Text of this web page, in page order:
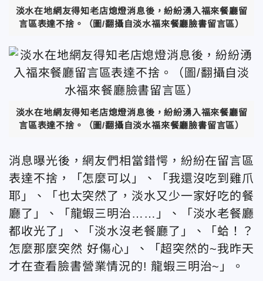
淡水在地網友得知老店熄燈消息後，紛紛湧入福來餐廳留
言區表達不捨。（圖/翻攝自淡水福來餐廳臉書留言區）
淡水在地網友得知老店熄燈消息後，紛紛湧入福來餐廳留
言區表達不捨。（圖/翻攝自淡水福來餐廳臉書留言區）
消息曝光後，網友們相當錯愕，紛紛在留言區
表達不捨，「怎麼可以」、「我還沒吃到雞爪
耶」、「也太突然了，淡水又少一家好吃的餐
廳了」、「龍蝦三明治……」、「淡水老餐廳
都收光了」、「淡水沒老餐廳了」、「蛤！？
怎麼那麼突然 好傷心」、「超突然的~我昨天
才在查看臉書營業情況的! 龍蝦三明治~」。